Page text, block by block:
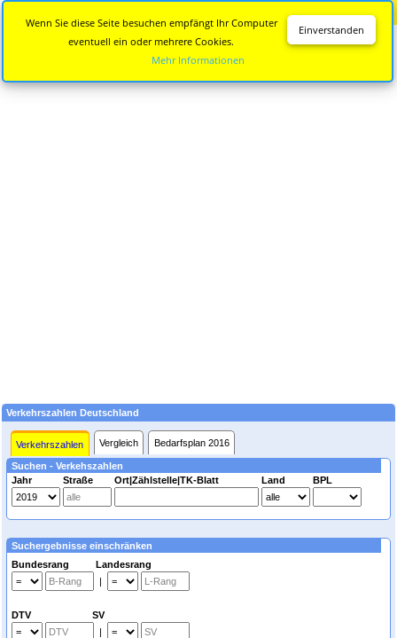
Verkehrszahlen Deutschland
Verkehrszahlen Vergleich Bedarfsplan 2016
Suchen - Verkehszahlen
Jahr
Straße Ort|Zählstelle|TK-Blatt Land BPL
Suchergebnisse einschränken
Bundesrang Landesrang
|
DTV SV
|
Einverstanden
Wenn Sie diese Seite besuchen empfängt Ihr Computer
eventuell ein oder mehrere Cookies.
Mehr Informationen